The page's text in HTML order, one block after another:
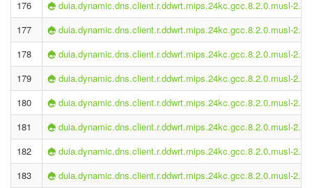
176
duia.dynamic.dns.client.r.ddwrt.mips.24kc.gcc.8.2.0.musl-
177
duia.dynamic.dns.client.r.ddwrt.mips.24kc.gcc.8.2.0.musl-
178
duia.dynamic.dns.client.r.ddwrt.mips.24kc.gcc.8.2.0.musl-
179
duia.dynamic.dns.client.r.ddwrt.mips.24kc.gcc.8.2.0.musl-
180
duia.dynamic.dns.client.r.ddwrt.mips.24kc.gcc.8.2.0.musl-
181
duia.dynamic.dns.client.r.ddwrt.mips.24kc.gcc.8.2.0.musl-
182
duia.dynamic.dns.client.r.ddwrt.mips.24kc.gcc.8.2.0.musl-
183
duia.dynamic.dns.client.r.ddwrt.mips.24kc.gcc.8.2.0.musl-